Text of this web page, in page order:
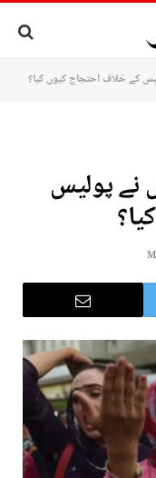
کے خلاف احتجاج کیوں کیا؟
نے پولیس